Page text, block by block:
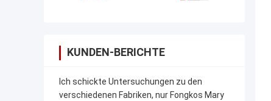
KUNDEN-BERICHTE
Ich schickte Untersuchungen zu den
verschiedenen Fabriken, nur Fongkos Mary